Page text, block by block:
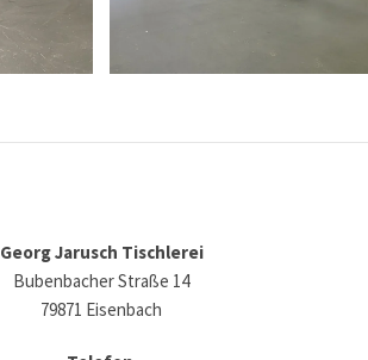
Georg Jarusch Tischlerei
Bubenbacher Straße 14
79871 Eisenbach